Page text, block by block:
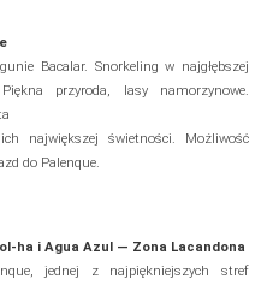
Bacalar. Snorkeling w najgłębszej
przyroda, lasy namorzynowe.
największej świetności. Możliwość
do Palenque.
i Agua Azul — Zona Lacandona
jednej z najpiękniejszych stref